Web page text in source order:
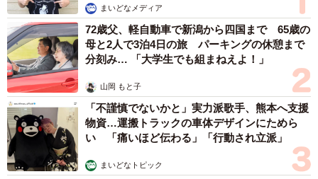
まいどなメディア
72歳父、軽自動車で新潟から四国まで 65歳の
母と2人で3泊4日の旅 パーキングの休憩まで
分刻み… 「大学生でも組まねえよ！」
山岡 もと子
「不謹慎でないかと」実力派歌手、熊本へ支援
物資…運搬トラックの車体デザインにためら
い 「痛いほど伝わる」「行動され立派」
まいどなトピック